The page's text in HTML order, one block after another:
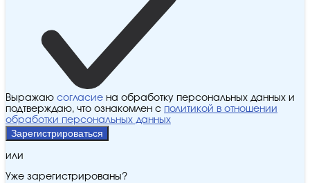
Выражаю согласие на обработку персональных данных и
подтверждаю, что ознакомлен с политикой в отношении
обработки персональных данных
Зарегистрироваться
или
Уже зарегистрированы?